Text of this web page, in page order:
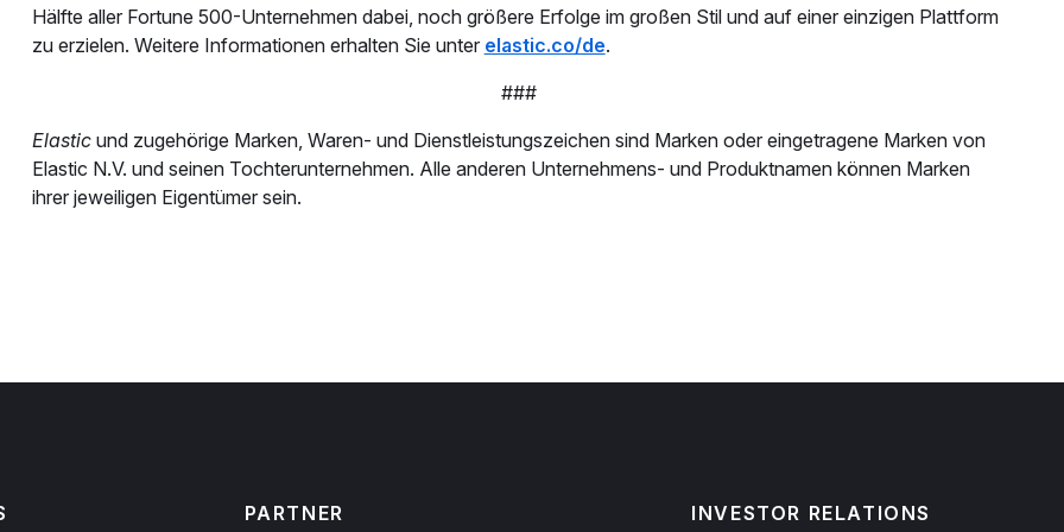
Hälfte aller Fortune 500-Unternehmen dabei, noch größere Erfolge im großen Stil und auf einer einzigen Plattform
zu erzielen. Weitere Informationen erhalten Sie unter elastic.co/de.
###
Elasticund zugehörige Marken, Waren- und Dienstleistungszeichen sind Marken oder eingetragene Marken von
Elastic N.V. und seinen Tochterunternehmen. Alle anderen Unternehmens- und Produktnamen können Marken
ihrer jeweiligen Eigentümer sein.
PARTNER INVESTOR RELATIONS